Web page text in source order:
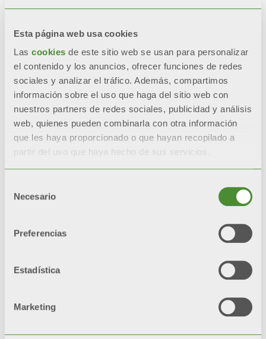
Esta página web usa cookies
Las cookies de este sitio web se usan para personalizar
el contenido y los anuncios, ofrecer funciones de redes
sociales y analizar el tráfico. Además, compartimos
información sobre el uso que haga del sitio web con
nuestros partners de redes sociales, publicidad y análisis
web, quienes pueden combinarla con otra información
que les haya proporcionado o que hayan recopilado a
partir del uso que haya hecho de sus servicios.
Necesario
Preferencias
Estadística
Marketing
¿PERO QUÉ MODELO ELEGIR?
La elección del modelo más adecuado debe
tener en cuenta los siguientes factores:
Potenciade la caldera en kW;
Tipo de gasutilizado (natural o propano);
Demanda deagua caliente sanitaria(ACS),
teniendo en cuenta el número de personas
que viven en la vivienda, y el uso
para satisfacer dichas necesidades:
instantánea y/o calefacción, con acumulador
incorporado o con predisposición a la conexión a
potencias y tamaños.